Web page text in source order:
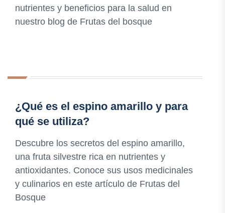
nutrientes y beneficios para la salud en
nuestro blog de Frutas del bosque
¿Qué es el espino amarillo y para
qué se utiliza?
Descubre los secretos del espino amarillo,
una fruta silvestre rica en nutrientes y
antioxidantes. Conoce sus usos medicinales
y culinarios en este artículo de Frutas del
Bosque